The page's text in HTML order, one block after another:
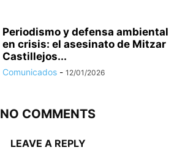
Periodismo y defensa ambiental
en crisis: el asesinato de Mitzar
Castillejos...
Comunicados - 12/01/2026
NO COMMENTS
LEAVE A REPLY